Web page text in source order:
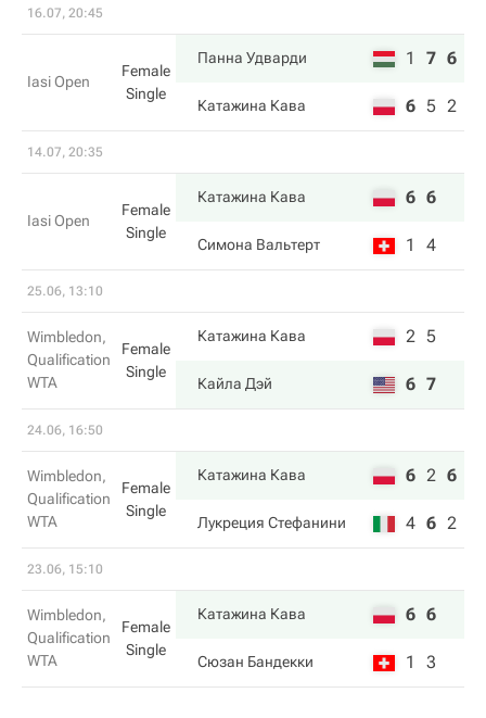
16.07, 20:45
Iasi Open
Female
Single
Панна Удварди 1 7 6
Катажина Кава 6 5 2
14.07, 20:35
Iasi Open
Female
Single
Катажина Кава 6 6
Симона Вальтерт 1 4
25.06, 13:10
Wimbledon,
Qualification
WTA
Female
Single
Катажина Кава 2 5
Кайла Дэй 6 7
24.06, 16:50
Wimbledon,
Qualification
WTA
Female
Single
Катажина Кава 6 2 6
Лукреция Стефанини 4 6 2
23.06, 15:10
Wimbledon,
Qualification
WTA
Female
Single
Катажина Кава 6 6
Сюзан Бандекки 1 3